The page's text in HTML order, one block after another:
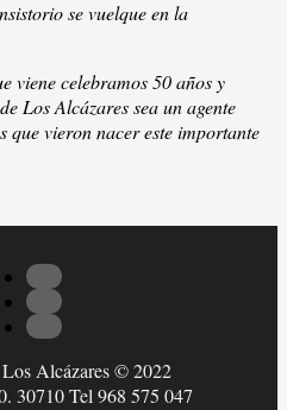
se vuelque en la
viene celebramos 50 años y
Los Alcázares sea un agente
que vieron nacer este importante
Alcázares © 2022
30710 Tel 968 575 047